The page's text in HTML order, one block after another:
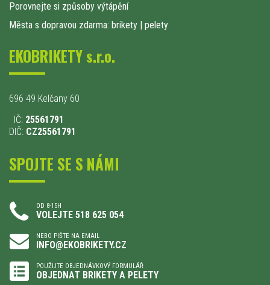
Porovnejte si způsoby výtápění
Města s dopravou zdarma: brikety | pelety
EKOBRIKETY s.r.o.
696 49 Kelčany 60
IČ: 25561791
DIČ: CZ25561791
SPOJTE SE S NÁMI
OD 8-15H
VOLEJTE 518 625 054
NEBO PIŠTE NA EMAIL
INFO@EKOBRIKETY.CZ
POUŽIJTE OBJEDNÁVKOVÝ FORMULÁŘ
OBJEDNAT BRIKETY A PELETY